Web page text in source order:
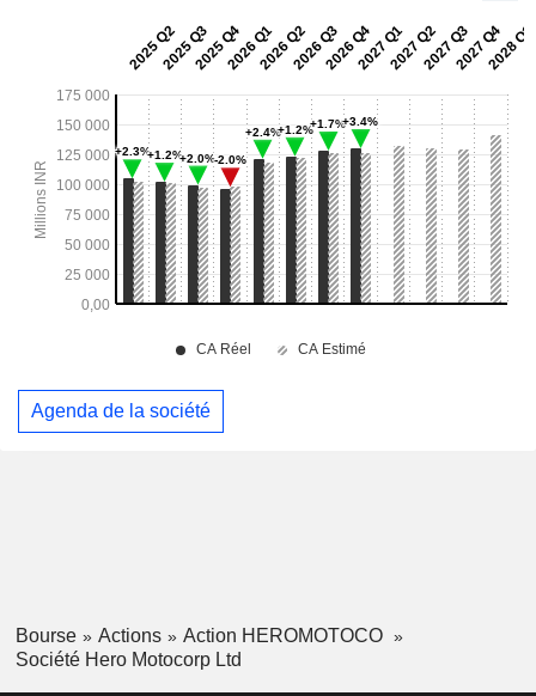
Agenda de la société
Bourse Actions
Action HEROMOTOCO
Société Hero Motocorp Ltd